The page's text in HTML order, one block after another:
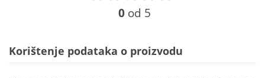
0 od 5
Korištenje podataka o proizvodu